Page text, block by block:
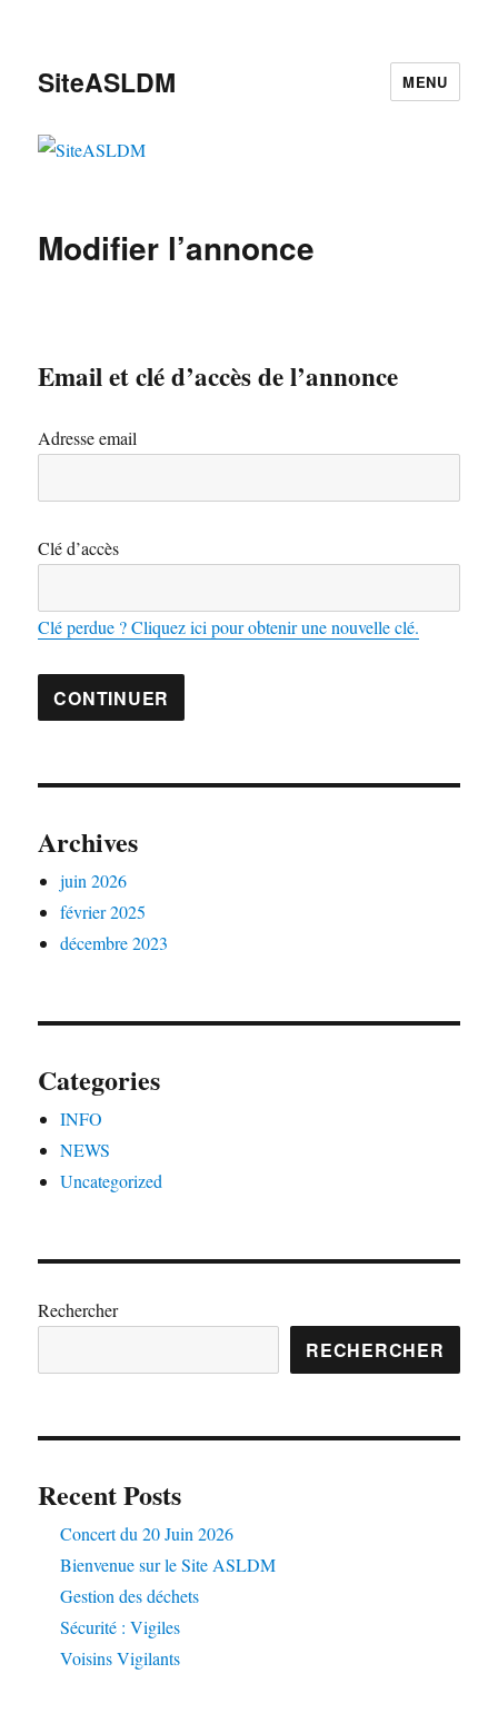
SiteASLDM MENU
Modifier l’annonce
Email et clé d’accès de l’annonce
Adresse email
Clé d’accès
Clé perdue ? Cliquez ici pour obtenir une nouvelle clé.
Archives
juin 2026
février 2025
décembre 2023
Categories
INFO
NEWS
Uncategorized
Rechercher
RECHERCHER
Recent Posts
Concert du 20 Juin 2026
Bienvenue sur le Site ASLDM
Gestion des déchets
Sécurité : Vigiles
Voisins Vigilants